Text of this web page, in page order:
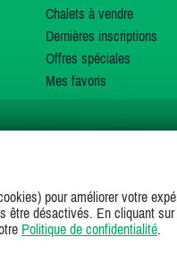
Chalets à vendre
Dernières inscriptions
Offres spéciales
Mes favoris
pour améliorer votre
être désactivés. En cliquant
Politique de confidentialité.